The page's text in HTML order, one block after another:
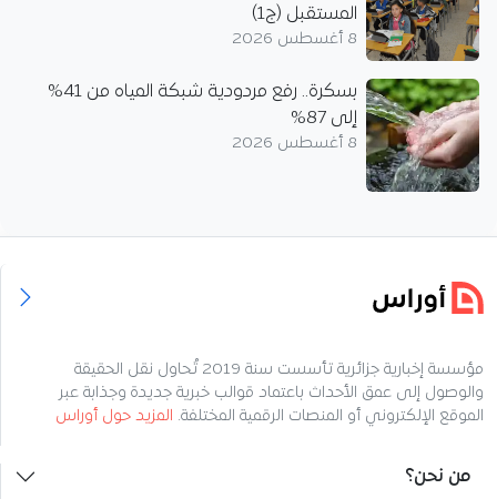
المستقبل (ج1)
8 أغسطس 2026
بسكرة.. رفع مردودية شبكة المياه من 41%
إلى 87%
8 أغسطس 2026
مؤسسة إخبارية جزائرية تأسست سنة 2019 تُحاول نقل الحقيقة
والوصول إلى عمق الأحداث باعتماد قوالب خبرية جديدة وجذابة عبر
الموقع الإلكتروني أو المنصات الرقمية المختلفة. المزيد حول أوراس
من نحن؟